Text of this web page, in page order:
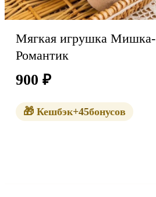
Мягкая игрушка Мишка-
Романтик
900₽
🎁 Кешбэк+45бонусов